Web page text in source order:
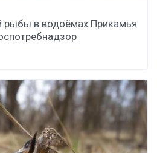
рыбы в водоёмах Прикамья